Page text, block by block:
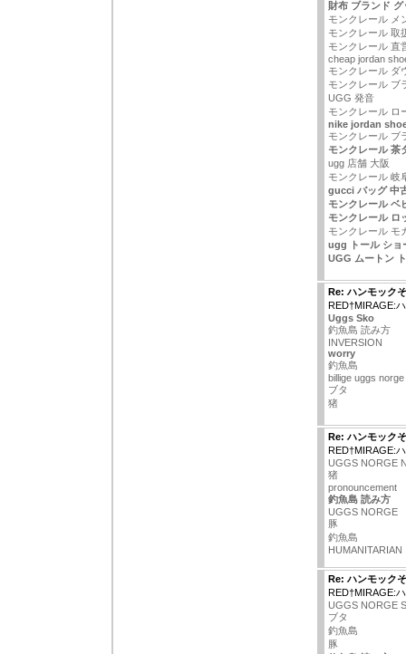
財布 ブランド グ
モンクレール メ
モンクレール 取
モンクレール 直
cheap jordan
モンクレール ダ
モンクレール ブ
UGG 発音
モンクレール ロ
nike jordan
モンクレール ブ
モンクレール 茶
ugg 店舗 大阪
モンクレール 岐
gucci バッグ 中
モンクレール ベ
モンクレール ロ
モンクレール モ
ugg トール ショ
UGG ムートン
Re: ハンモック
RED†MIRAGE:
Uggs Sko
釣魚島 読み方
INVERSION
worry
釣魚島
billige uggs norge
ブタ
猪
Re: ハンモック
RED†MIRAGE:
UGGS NORGE
猪
pronouncement
釣魚島 読み方
UGGS NORGE
豚
釣魚島
HUMANITARIAN
Re: ハンモック
RED†MIRAGE:
UGGS NORGE
ブタ
釣魚島
豚